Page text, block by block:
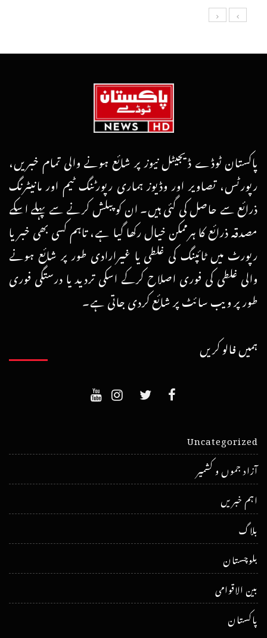
پاکستان ٹوڈے ڈیجیٹل نیوز پر شائع ہونے والی تمام خبریں،
رپورٹس، تصاویر اور وڈیوز ہماری رپورٹنگ ٹیم اور مانیٹرنگ
ذرائع سے حاصل کی گئی ہیں۔ ان کو پبلش کرنے سے پہلے اسکے
مصدقہ ذرائع کا ہرممکن خیال رکھا گیا ہے، تاہم کسی بھی خبر یا
رپورٹ میں ٹائپنگ کی غلطی یا غیرارادی طور پر شائع ہونے
والی غلطی کی فوری اصلاح کرکے اسکی تردید یا درستگی فوری
طور پر ویب سائٹ پر شائع کردی جاتی ہے۔
ہمیں فالو کریں
Uncategorized
آزاد جموں و کشمیر
اہم خبریں
بلاگ
بلوچستان
بین الاقوامی
پاکستان